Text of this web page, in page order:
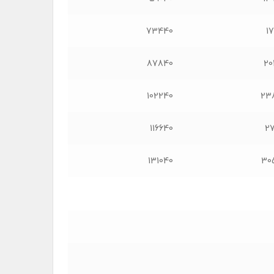
73440
87840
102240
116640
131040